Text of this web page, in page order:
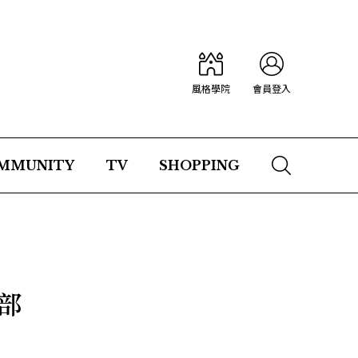
風格學院 會員登入
TV SHOPPING